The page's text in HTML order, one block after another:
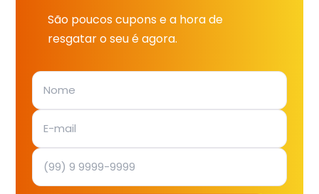
São poucos cupons e a hora de
resgatar o seu é agora.